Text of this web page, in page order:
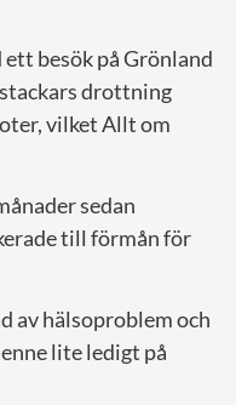
besök på Grönland
drottning
vilket Allt om
sedan
till förmån för
av hälsoproblem och
lite ledigt på